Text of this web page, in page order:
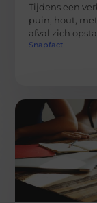
Tijdens een
puin, hout,
afval zich
Snapfact